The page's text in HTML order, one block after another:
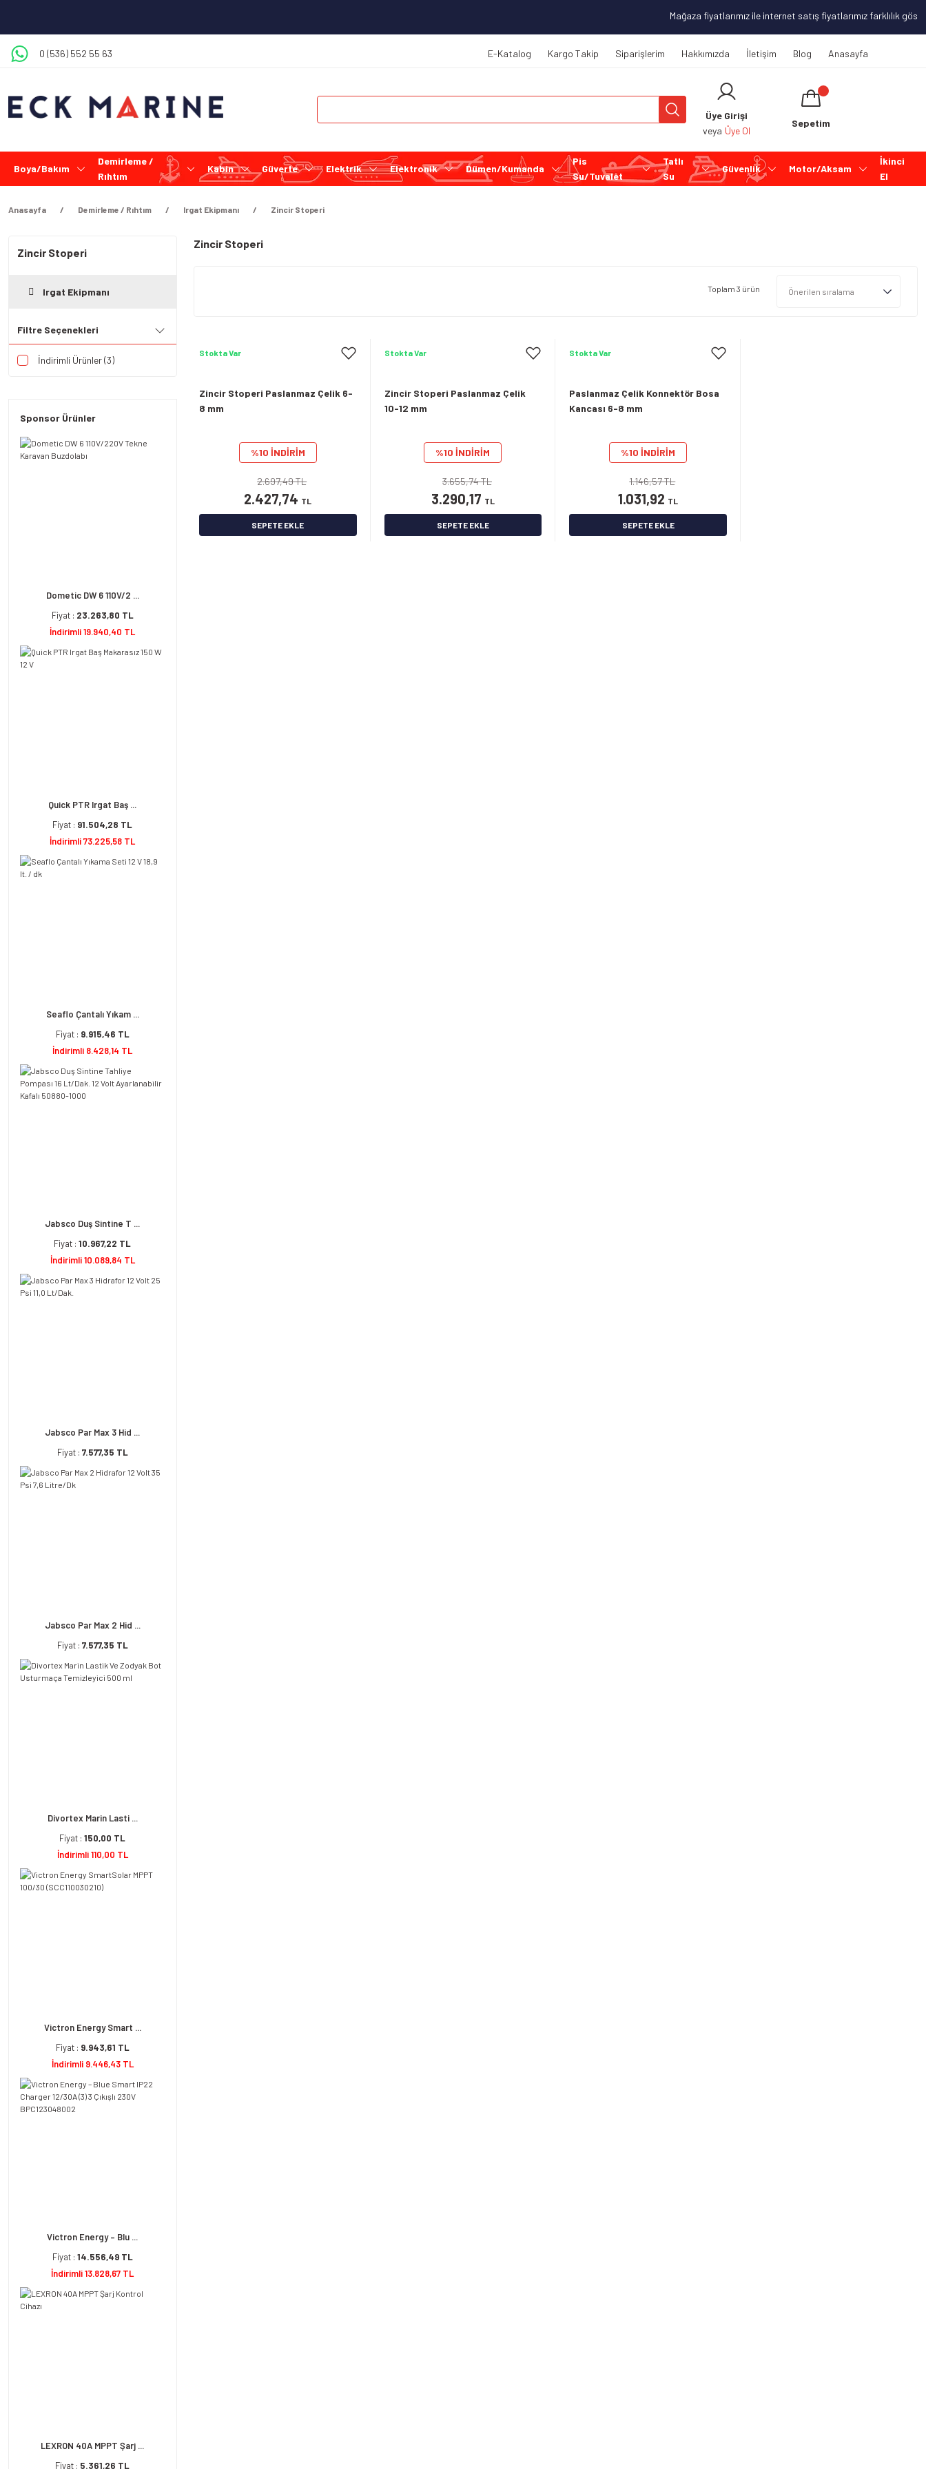
Mağaza fiyatlarımız ile internet satış fiyatlarımız farklılık
0 (536) 552 55 63 E-Katalog Kargo Takip Siparişlerim Hakkımızda İletişim Blog Anasayfa
Üye Girişi
veya Üye Ol
Sepetim
Boya/Bakım
Demirleme /
Rıhtım
Kabin Güverte Elektrik Elektronik Dümen/Kumanda
Pis
Su/Tuvalet
Tatlı
Su
Güvenlik Motor/Aksam
İkinci
El
Anasayfa Demirleme / Rıhtım Irgat Ekipmanı Zincir Stoperi
Zincir Stoperi
Irgat Ekipmanı
Filtre Seçenekleri
İndirimli Ürünler (3)
Sponsor Ürünler
Dometic DW 6 110V/2 ...
Fiyat : 23.263,80 TL
İndirimli 19.940,40 TL
Quick PTR Irgat Baş ...
Fiyat : 91.504,28 TL
İndirimli 73.225,58 TL
Seaflo Çantalı Yıkam ...
Fiyat : 9.915,46 TL
İndirimli 8.428,14 TL
Jabsco Duş Sintine T ...
Fiyat :10.967,22 TL
İndirimli 10.089,84 TL
Jabsco Par Max 3 Hid ...
Fiyat : 7.577,35 TL
Jabsco Par Max 2 Hid ...
Fiyat : 7.577,35 TL
Divortex Marin Lasti ...
Fiyat :150,00 TL
İndirimli 110,00 TL
Victron Energy Smart ...
Fiyat : 9.943,61 TL
İndirimli 9.446,43 TL
Victron Energy – Blu ...
Fiyat : 14.556,49 TL
İndirimli 13.828,67 TL
LEXRON 40A MPPT Şarj ...
Fiyat : 5.361,26 TL
Zincir Stoperi
Toplam 3 ürün
Stokta Var
Zincir Stoperi Paslanmaz Çelik 6-
8 mm
%10 İNDİRİM
2.427,74 TL
2.697,49 TL
SEPETE EKLE
Stokta Var
Zincir Stoperi Paslanmaz Çelik
10-12 mm
%10 İNDİRİM
3.290,17 TL
3.655,74 TL
SEPETE EKLE
Stokta Var
Paslanmaz Çelik Konnektör Bosa
Kancası 6-8 mm
%10 İNDİRİM
1.031,92 TL
1.146,57 TL
SEPETE EKLE